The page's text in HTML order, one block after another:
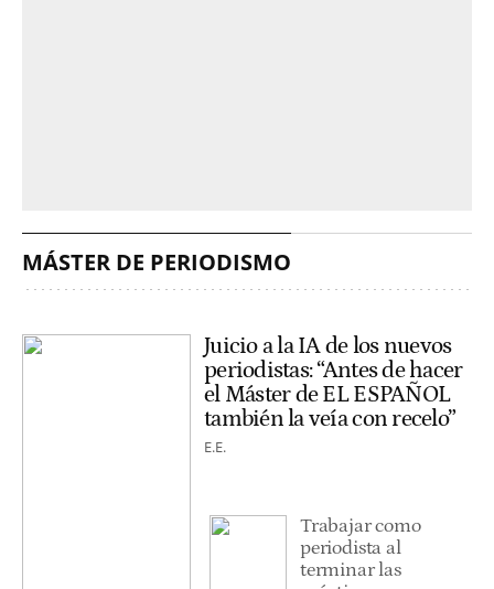
MÁSTER DE PERIODISMO
Juicio a la IA de los nuevos
periodistas: “Antes de hacer
el Máster de EL ESPAÑOL
también la veía con recelo”
E.E.
Trabajar como
periodista al
terminar las